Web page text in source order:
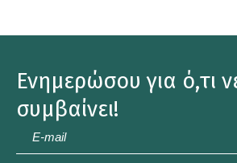
Ενημερώσου για ό,τι
συμβαίνει!